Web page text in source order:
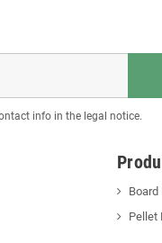
info in the legal notice.
Board
Pellet